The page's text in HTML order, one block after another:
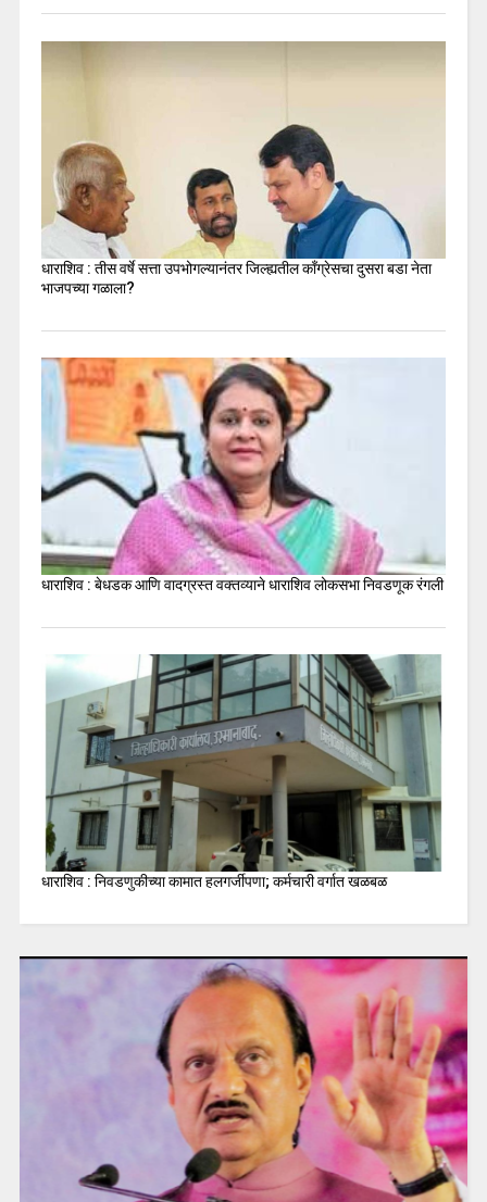
धाराशिव : तीस वर्षे सत्ता उपभोगल्यानंतर जिल्ह्यतील कॉंग्रेसचा दुसरा बडा नेता
भाजपच्या गळाला?
धाराशिव : बेधडक आणि वादग्रस्त वक्तव्याने धाराशिव लोकसभा निवडणूक रंगली
धाराशिव : निवडणुकीच्या कामात हलगर्जीपणा; कर्मचारी वर्गात खळबळ